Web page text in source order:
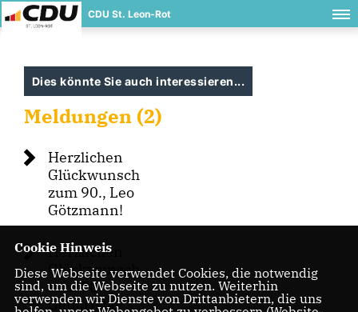
CDU St. Leon-Rot
Dies könnte Sie auch interessieren...
Meldungen (2)
Herzlichen
Glückwunsch
zum 90., Leo
Götzmann!
Herzlichen
Glückwunsch
zum 80.
Geburtstag -
Cookie Hinweis
Diese Webseite verwendet Cookies, die notwendig
sind, um die Webseite zu nutzen. Weiterhin
verwenden wir Dienste von Drittanbietern, die uns